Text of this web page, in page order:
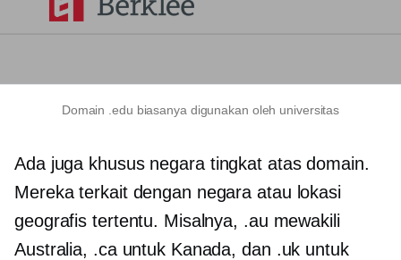
Domain .edu biasanya digunakan oleh universitas
Ada juga khusus negara tingkat atasdomain.
Mereka terkait dengan negara atau lokasi
geografis tertentu. Misalnya, .au mewakili
Australia, .ca untuk Kanada, dan .uk untuk